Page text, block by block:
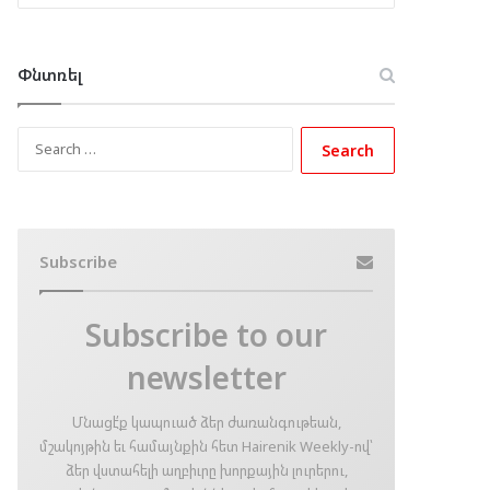
Փնտռել
Subscribe
Subscribe to our
newsletter
Մնացէ՛ք կապուած ձեր ժառանգութեան,
մշակոյթին եւ համայնքին հետ Hairenik Weekly-ով՝
ձեր վստահելի աղբիւրը խորքային լուրերու,